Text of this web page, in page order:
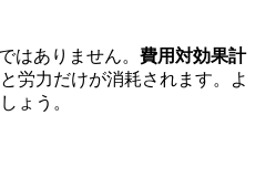
はありません。 費用対効果計
労力だけが消耗されます。よ
ょう。